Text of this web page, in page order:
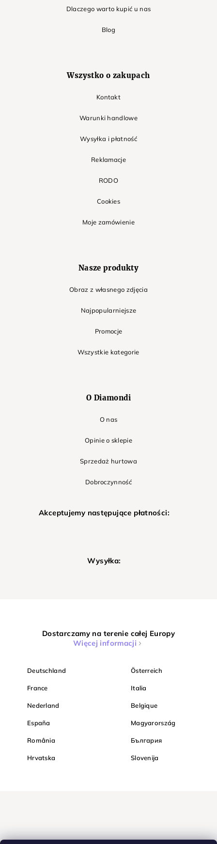
Dlaczego warto kupić u nas
Blog
Wszystko o zakupach
Kontakt
Warunki handlowe
Wysyłka i płatność
Reklamacje
RODO
Cookies
Moje zamówienie
Nasze produkty
Obraz z własnego zdjęcia
Najpopularniejsze
Promocje
Wszystkie kategorie
O Diamondi
O nas
Opinie o sklepie
Sprzedaż hurtowa
Dobroczynność
Akceptujemy następujące płatności:
Wysyłka:
Dostarczamy na terenie całej Europy
Więcej informacji
Deutschland Österreich
France Italia
Nederland Belgique
España Magyarország
România България
Hrvatska Slovenija